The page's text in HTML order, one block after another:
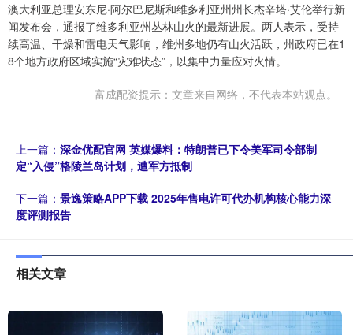
澳大利亚总理安东尼·阿尔巴尼斯和维多利亚州州长杰辛塔·艾伦举行新
闻发布会，通报了维多利亚州丛林山火的最新进展。两人表示，受持
续高温、干燥和雷电天气影响，维州多地仍有山火活跃，州政府已在1
8个地方政府区域实施“灾难状态”，以集中力量应对火情。
富成配资提示：文章来自网络，不代表本站观点。
上一篇： 深金优配官网 英媒爆料：特朗普已下令美军司令部制
定“入侵”格陵兰岛计划，遭军方抵制
下一篇： 景逸策略APP下载 2025年售电许可代办机构核心能力深
度评测报告
相关文章